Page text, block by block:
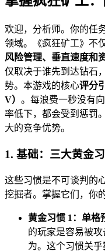
欢迎，分析师。你的任
领域。《疯狂矿工》不
风险管理、垂直速度和
仅取决于谁先到达钻石
势。本游戏的核心评分
V） 。每浪费一秒没有
率低下，都会受到惩罚
大的竞争优势。
1. 基础：三大黄金
这些习惯是不可谈判的
挖掘者。掌握它们，你
黄金习惯 1：单格
的玩家是容易被
为。这个习惯关乎